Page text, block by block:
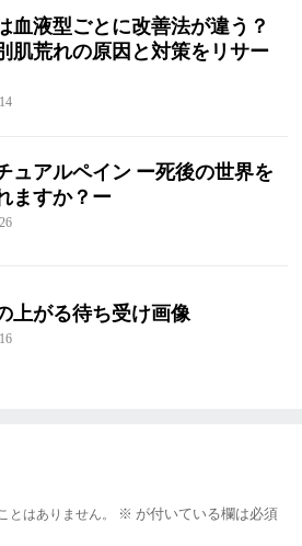
血液型ごとに改善法が違う？
肌荒れの原因と対策をリサー
ュアルペイン ー死後の世界を
ますか？ー
上がる待ち受け画像
とはありません。 ※ が付いている欄は必須